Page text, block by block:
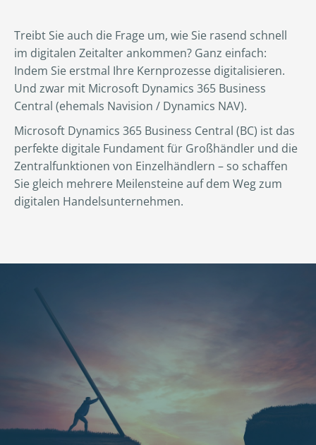
Treibt Sie auch die Frage um, wie Sie rasend schnell
im digitalen Zeitalter ankommen? Ganz einfach:
Indem Sie erstmal Ihre Kernprozesse digitalisieren.
Und zwar mit Microsoft Dynamics 365 Business
Central (ehemals Navision / Dynamics NAV).
Microsoft Dynamics 365 Business Central (BC) ist das
perfekte digitale Fundament für Großhändler und die
Zentralfunktionen von Einzelhändlern – so schaffen
Sie gleich mehrere Meilensteine auf dem Weg zum
digitalen Handelsunternehmen.